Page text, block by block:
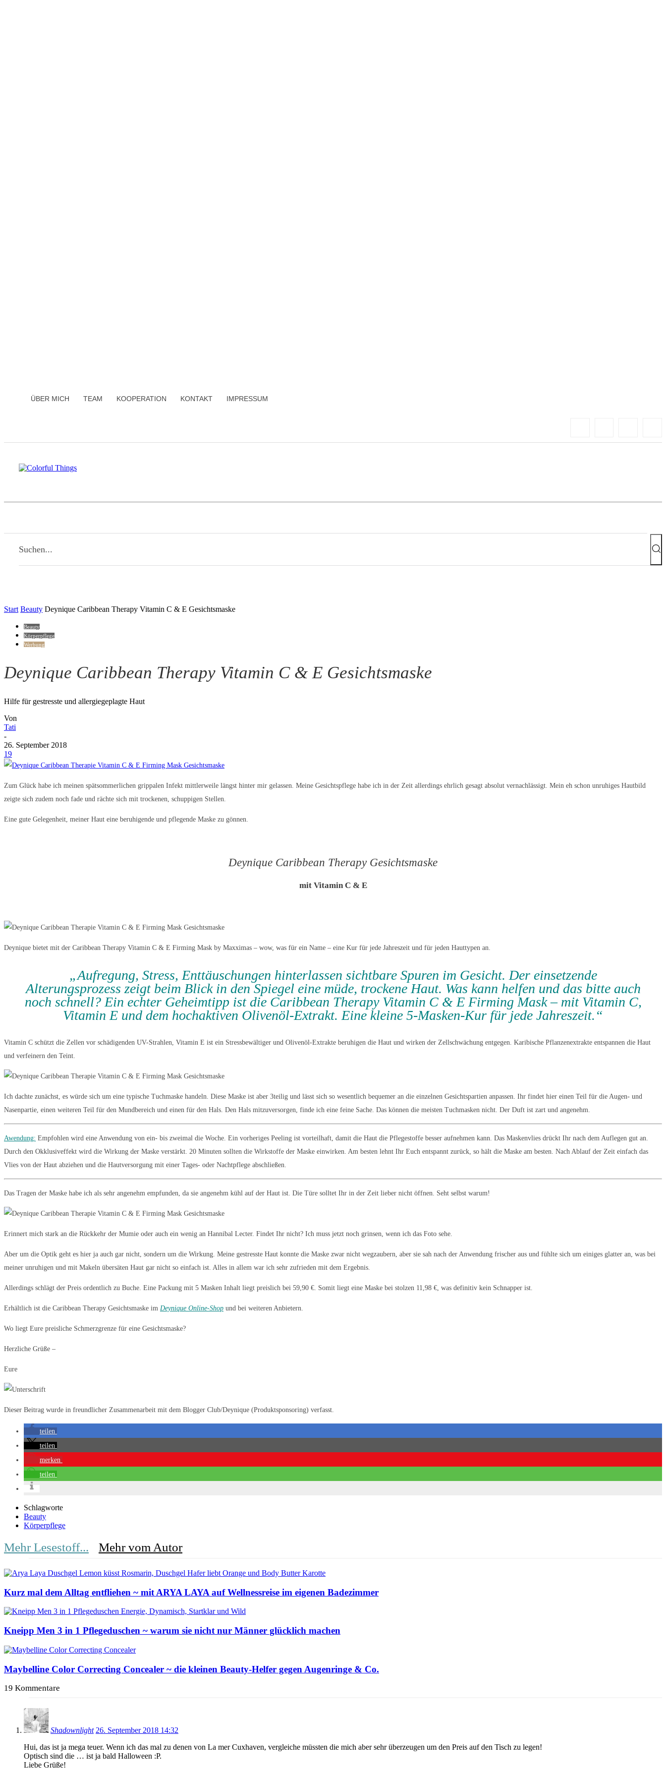
ÜBER MICH TEAM KOOPERATION KONTAKT IMPRESSUM
Suchen...
Start Beauty Deynique Caribbean Therapy Vitamin C & E Gesichtsmaske
Beauty
Körperpflege
Werbung
Deynique Caribbean Therapy Vitamin C & E Gesichtsmaske
Hilfe für gestresste und allergiegeplagte Haut
Von
Tati
-
26. September 2018
19
Zum Glück habe ich meinen spätsommerlichen grippalen Infekt mittlerweile längst hinter mir gelassen. Meine Gesichtspflege habe ich in der Zeit allerdings ehrlich gesagt absolut vernachlässigt. Mein eh schon unruhiges Hautbild
zeigte sich zudem noch fade und rächte sich mit trockenen, schuppigen Stellen.
Eine gute Gelegenheit, meiner Haut eine beruhigende und pflegende Maske zu gönnen.
Deynique Caribbean Therapy Gesichtsmaske
mit Vitamin C & E
Deynique bietet mit der Caribbean Therapy Vitamin C & E Firming Mask by Maxximas – wow, was für ein Name – eine Kur für jede Jahreszeit und für jeden Hauttypen an.
„Aufregung, Stress, Enttäuschungen hinterlassen sichtbare Spuren im Gesicht. Der einsetzende
Alterungsprozess zeigt beim Blick in den Spiegel eine müde, trockene Haut. Was kann helfen und das bitte auch
noch schnell? Ein echter Geheimtipp ist die Caribbean Therapy Vitamin C & E Firming Mask – mit Vitamin C,
Vitamin E und dem hochaktiven Olivenöl-Extrakt. Eine kleine 5-Masken-Kur für jede Jahreszeit.“
Vitamin C schützt die Zellen vor schädigenden UV-Strahlen, Vitamin E ist ein Stressbewältiger und Olivenöl-Extrakte beruhigen die Haut und wirken der Zellschwächung entgegen. Karibische Pflanzenextrakte entspannen die Haut
und verfeinern den Teint.
Ich dachte zunächst, es würde sich um eine typische Tuchmaske handeln. Diese Maske ist aber 3teilig und lässt sich so wesentlich bequemer an die einzelnen Gesichtspartien anpassen. Ihr findet hier einen Teil für die Augen- und
Nasenpartie, einen weiteren Teil für den Mundbereich und einen für den Hals. Den Hals mitzuversorgen, finde ich eine feine Sache. Das können die meisten Tuchmasken nicht. Der Duft ist zart und angenehm.
Awendung: Empfohlen wird eine Anwendung von ein- bis zweimal die Woche. Ein vorheriges Peeling ist vorteilhaft, damit die Haut die Pflegestoffe besser aufnehmen kann. Das Maskenvlies drückt Ihr nach dem Auflegen gut an.
Durch den Okklusiveffekt wird die Wirkung der Maske verstärkt. 20 Minuten sollten die Wirkstoffe der Maske einwirken. Am besten lehnt Ihr Euch entspannt zurück, so hält die Maske am besten. Nach Ablauf der Zeit einfach das
Vlies von der Haut abziehen und die Hautversorgung mit einer Tages- oder Nachtpflege abschließen.
Das Tragen der Maske habe ich als sehr angenehm empfunden, da sie angenehm kühl auf der Haut ist. Die Türe solltet Ihr in der Zeit lieber nicht öffnen. Seht selbst warum!
Erinnert mich stark an die Rückkehr der Mumie oder auch ein wenig an Hannibal Lecter. Findet Ihr nicht? Ich muss jetzt noch grinsen, wenn ich das Foto sehe.
Aber um die Optik geht es hier ja auch gar nicht, sondern um die Wirkung. Meine gestresste Haut konnte die Maske zwar nicht wegzaubern, aber sie sah nach der Anwendung frischer aus und fühlte sich um einiges glatter an, was bei
meiner unruhigen und mit Makeln übersäten Haut gar nicht so einfach ist. Alles in allem war ich sehr zufrieden mit dem Ergebnis.
Allerdings schlägt der Preis ordentlich zu Buche. Eine Packung mit 5 Masken Inhalt liegt preislich bei 59,90 €. Somit liegt eine Maske bei stolzen 11,98 €, was definitiv kein Schnapper ist.
Erhältlich ist die Caribbean Therapy Gesichtsmaske im Deynique Online-Shop und bei weiteren Anbietern.
Wo liegt Eure preisliche Schmerzgrenze für eine Gesichtsmaske?
Herzliche Grüße –
Eure
Dieser Beitrag wurde in freundlicher Zusammenarbeit mit dem Blogger Club/Deynique (Produktsponsoring) verfasst.
teilen
teilen
merken
teilen
Schlagworte
Beauty
Körperpflege
Mehr Lesestoff... Mehr vom Autor
Kurz mal dem Alltag entfliehen ~ mit ARYA LAYA auf Wellnessreise im eigenen Badezimmer
Kneipp Men 3 in 1 Pflegeduschen ~ warum sie nicht nur Männer glücklich machen
Maybelline Color Correcting Concealer ~ die kleinen Beauty-Helfer gegen Augenringe & Co.
19 Kommentare
Shadownlight 26. September 2018 14:32
Hui, das ist ja mega teuer. Wenn ich das mal zu denen von La mer Cuxhaven, vergleiche müssten die mich aber sehr überzeugen um den Preis auf den Tisch zu legen!
Optisch sind die … ist ja bald Halloween :P.
Liebe Grüße!